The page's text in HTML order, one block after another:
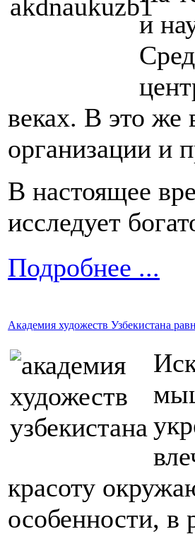
и
веках. В это же
организации и
В настоящее
исследует
Подробнее ...
Академия художеств Узбекистана
красоту
особенности, в